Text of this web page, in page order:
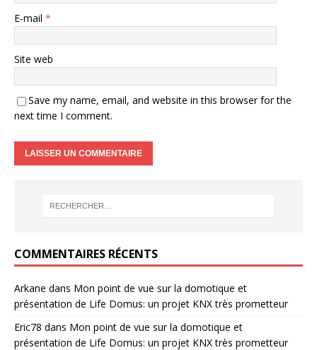
E-mail *
Site web
Save my name, email, and website in this browser for the
next time I comment.
COMMENTAIRES RÉCENTS
Arkane dans Mon point de vue sur la domotique et
présentation de Life Domus: un projet KNX très prometteur
Eric78 dans Mon point de vue sur la domotique et
présentation de Life Domus: un projet KNX très prometteur